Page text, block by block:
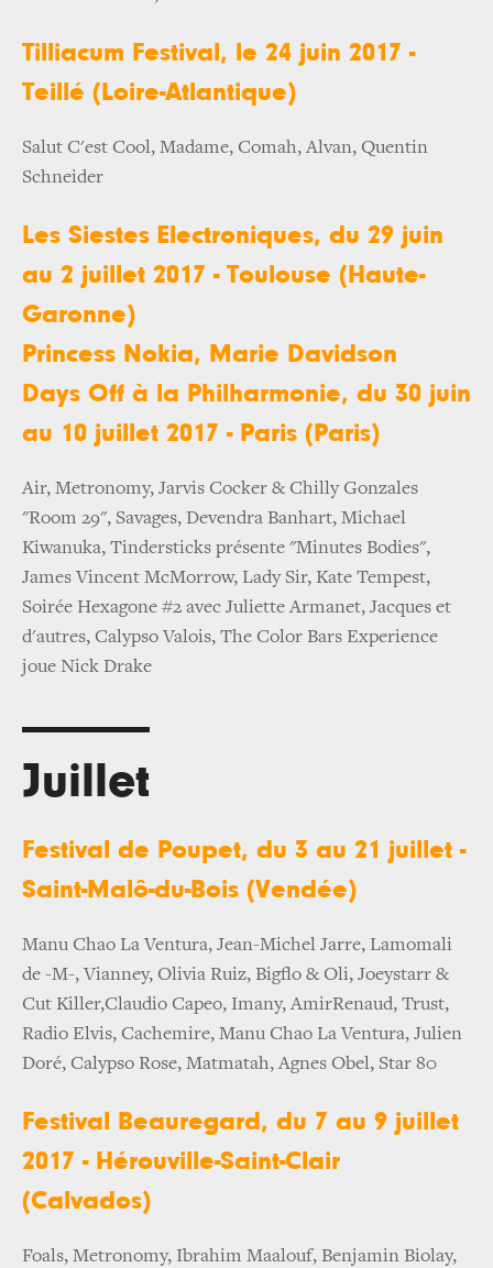
Tilliacum Festival, le 24 juin 2017 -
Teillé (Loire-Atlantique)
Salut C'est Cool, Madame, Comah, Alvan, Quentin
Schneider
Les Siestes Electroniques, du 29 juin
au 2 juillet 2017 - Toulouse (Haute-
Garonne)
Princess Nokia, Marie Davidson
Days Off à la Philharmonie, du 30 juin
au 10 juillet 2017 - Paris (Paris)
Air, Metronomy, Jarvis Cocker & Chilly Gonzales
"Room 29", Savages, Devendra Banhart, Michael
Kiwanuka, Tindersticks présente "Minutes Bodies",
James Vincent McMorrow, Lady Sir, Kate Tempest,
Soirée Hexagone #2 avec Juliette Armanet, Jacques et
d'autres, Calypso Valois, The Color Bars Experience
joue Nick Drake
Juillet
Festival de Poupet, du 3 au 21 juillet -
Saint-Malô-du-Bois (Vendée)
Manu Chao La Ventura, Jean-Michel Jarre, Lamomali
de -M-, Vianney, Olivia Ruiz, Bigflo & Oli, Joeystarr &
Cut Killer,Claudio Capeo, Imany, AmirRenaud, Trust,
Radio Elvis, Cachemire, Manu Chao La Ventura, Julien
Doré, Calypso Rose, Matmatah, Agnes Obel, Star 80
Festival Beauregard, du 7 au 9 juillet
2017 - Hérouville-Saint-Clair
(Calvados)
Foals, Metronomy, Ibrahim Maalouf, Benjamin Biolay,